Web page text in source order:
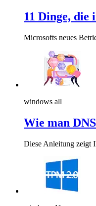
11 Dinge, die
Microsofts neues
windows all
Wie man
Diese Anleitung zeigt